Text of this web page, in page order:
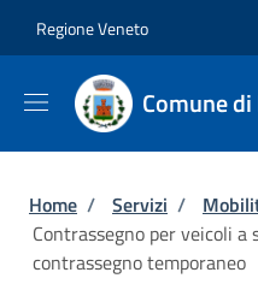
Regione Veneto
Comune
Briciole di
Home / Servizi /
Contrassegno per veicoli
contrassegno temporaneo